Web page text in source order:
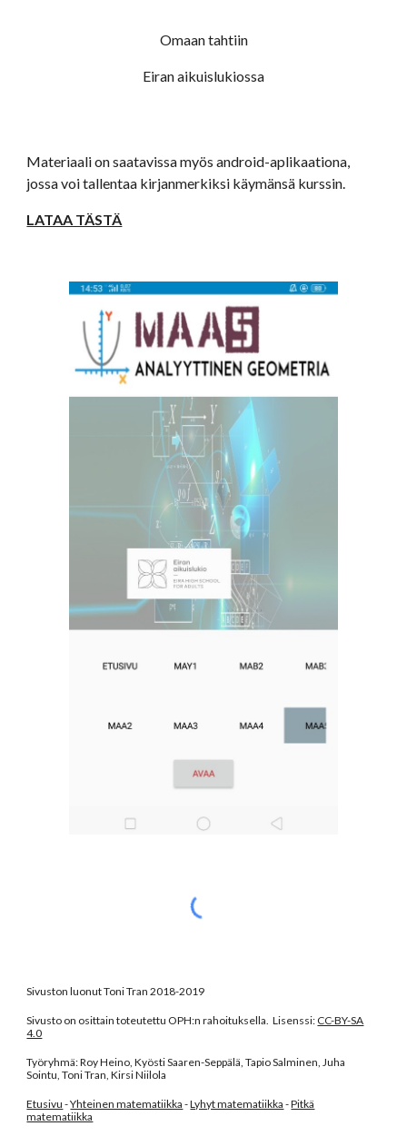
Omaan tahtiin
Eiran aikuislukiossa
Materiaali on saatavissa myös android-aplikaationa,
jossa voi tallentaa kirjanmerkiksi käymänsä kurssin.
LATAA TÄSTÄ
Sivuston luonut Toni Tran 2018-2019
Sivusto on osittain toteutettu OPH:n rahoituksella. Lisenssi: CC-BY-SA
4.0
Työryhmä: Roy Heino, Kyösti Saaren-Seppälä, Tapio Salminen, Juha
Sointu, Toni Tran, Kirsi Niilola
Etusivu -Yhteinen matematiikka -Lyhyt matematiikka -Pitkä
matematiikka